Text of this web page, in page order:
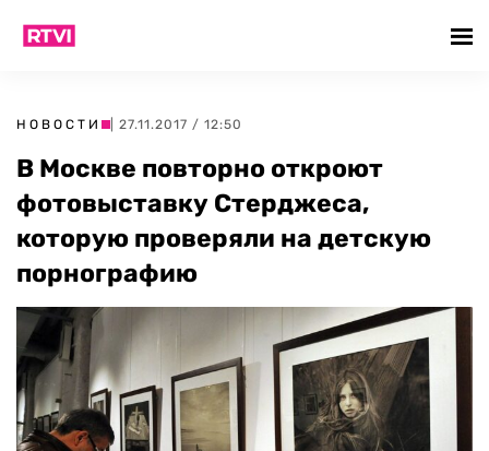
НОВОСТИ | 27.11.2017 / 12:50
В Москве повторно откроют
фотовыставку Стерджеса,
которую проверяли на детскую
порнографию